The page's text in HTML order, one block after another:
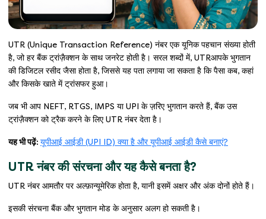
UTR (Unique Transaction Reference) नंबर एक यूनिक पहचान संख्या होती
है, जो हर बैंक ट्रांज़ैक्शन के साथ जनरेट होती है। सरल शब्दों में, UTRआपके भुगतान
की डिजिटल रसीद जैसा होता है, जिससे यह पता लगाया जा सकता है कि पैसा कब, कहां
और किसके खाते में ट्रांसफर हुआ।
जब भी आप NEFT, RTGS, IMPS या UPI के ज़रिए भुगतान करते हैं, बैंक उस
ट्रांज़ैक्शन को ट्रैक करने के लिए UTR नंबर देता है।
यह भी पढ़ें: यूपीआई आईडी (UPI ID) क्या है और यूपीआई आईडी कैसे बनाएं?
UTR नंबर की संरचना और यह कैसे बनता है?
UTR नंबर आमतौर पर अल्फ़ान्यूमेरिक होता है, यानी इसमें अक्षर और अंक दोनों होते हैं।
इसकी संरचना बैंक और भुगतान मोड के अनुसार अलग हो सकती है।